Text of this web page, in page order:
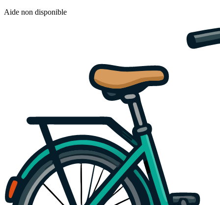
Aide non disponible